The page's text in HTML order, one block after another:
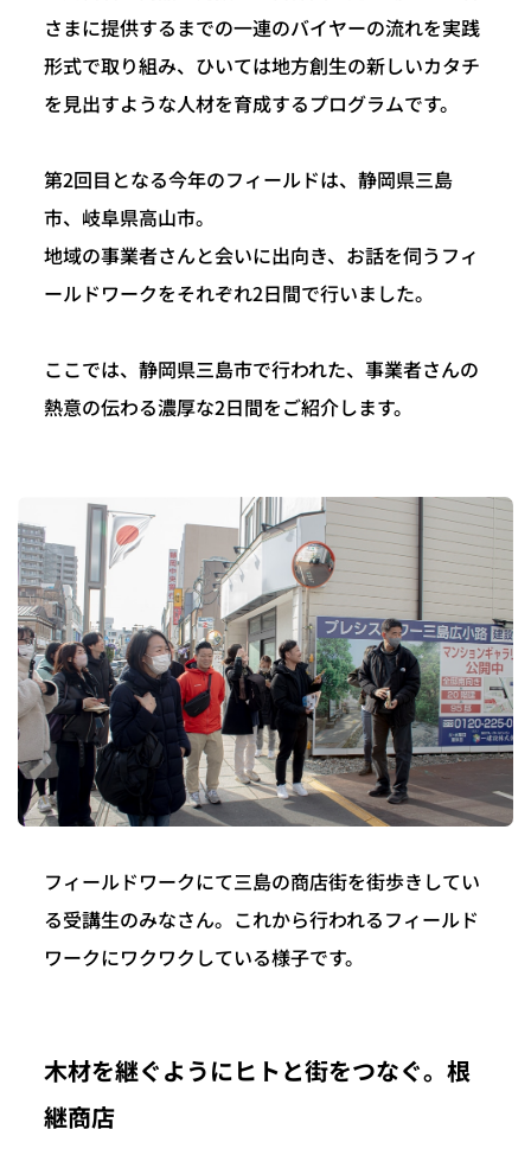
さまに提供するまでの一連のバイヤーの流れを実践
形式で取り組み、ひいては地方創生の新しいカタチ
を見出すような人材を育成するプログラムです。
第2回目となる今年のフィールドは、静岡県三島
市、岐阜県高山市。
地域の事業者さんと会いに出向き、お話を伺うフィ
ールドワークをそれぞれ2日間で行いました。
ここでは、静岡県三島市で行われた、事業者さんの
熱意の伝わる濃厚な2日間をご紹介します。
フィールドワークにて三島の商店街を街歩きしてい
る受講生のみなさん。これから行われるフィールド
ワークにワクワクしている様子です。
木材を継ぐようにヒトと街をつなぐ。根
継商店